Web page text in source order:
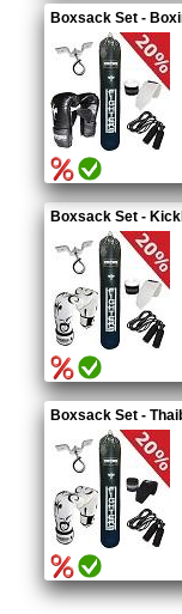
Boxsack Set -
Boxsack Set -
Boxsack Set -